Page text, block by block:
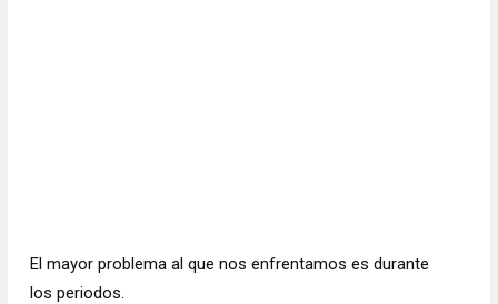
El mayor problema al que nos enfrentamos es durante
los periodos.